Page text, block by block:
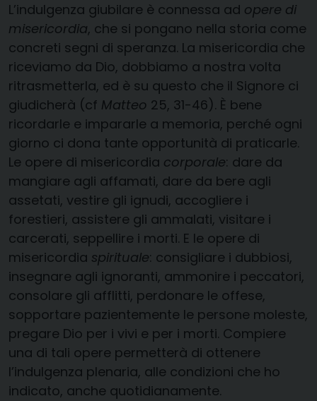
L’indulgenza giubilare è connessa ad opere di
misericordia, che si pongano nella storia come
concreti segni di speranza. La misericordia che
riceviamo da Dio, dobbiamo a nostra volta
ritrasmetterla, ed è su questo che il Signore ci
giudicherà (cf Matteo 25, 31-46). È bene
ricordarle e impararle a memoria, perché ogni
giorno ci dona tante opportunità di praticarle.
Le opere di misericordia corporale: dare da
mangiare agli affamati, dare da bere agli
assetati, vestire gli ignudi, accogliere i
forestieri, assistere gli ammalati, visitare i
carcerati, seppellire i morti. E le opere di
misericordia spirituale: consigliare i dubbiosi,
insegnare agli ignoranti, ammonire i peccatori,
consolare gli afflitti, perdonare le offese,
sopportare pazientemente le persone moleste,
pregare Dio per i vivi e per i morti. Compiere
una di tali opere permetterà di ottenere
l’indulgenza plenaria, alle condizioni che ho
indicato, anche quotidianamente.